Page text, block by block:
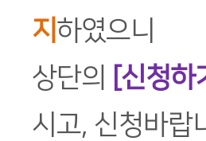
지 하였으니
상단의 [신청
시고, 신청바랍